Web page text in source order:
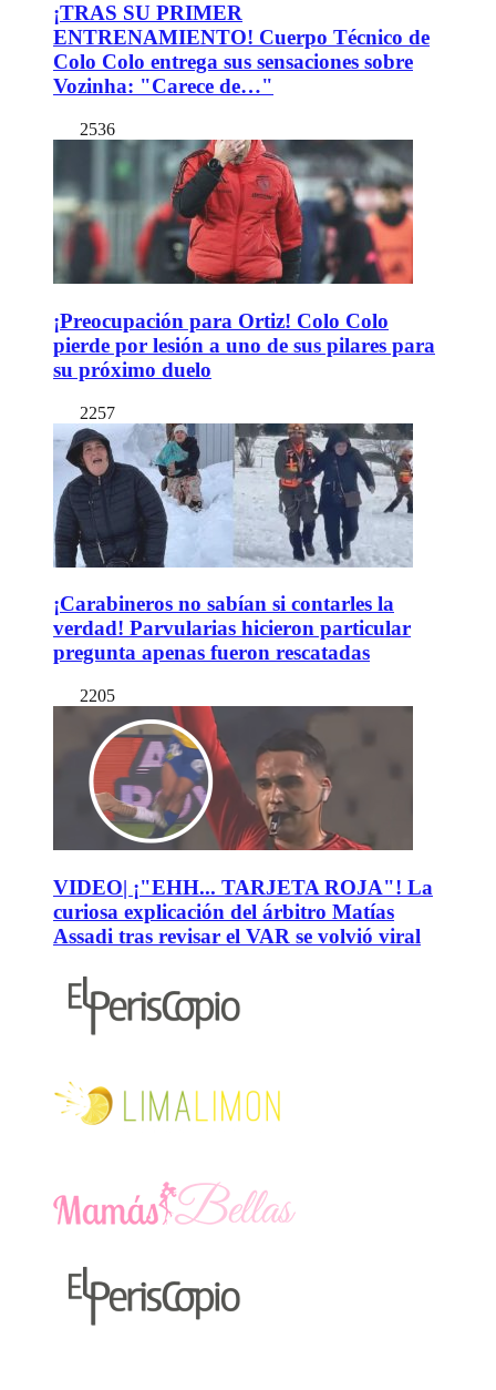
¡TRAS SU PRIMER
ENTRENAMIENTO! Cuerpo Técnico de
Colo Colo entrega sus sensaciones sobre
Vozinha: "Carece de…"
2536
¡Preocupación para Ortiz! Colo Colo
pierde por lesión a uno de sus pilares para
su próximo duelo
2257
¡Carabineros no sabían si contarles la
verdad! Parvularias hicieron particular
pregunta apenas fueron rescatadas
2205
VIDEO| ¡"EHH... TARJETA ROJA"! La
curiosa explicación del árbitro Matías
Assadi tras revisar el VAR se volvió viral